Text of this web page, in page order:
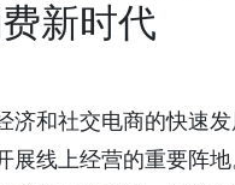
新时代
济和社交电商的快速
展线上经营的重要阵